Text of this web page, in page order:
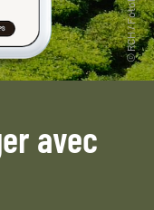
avec